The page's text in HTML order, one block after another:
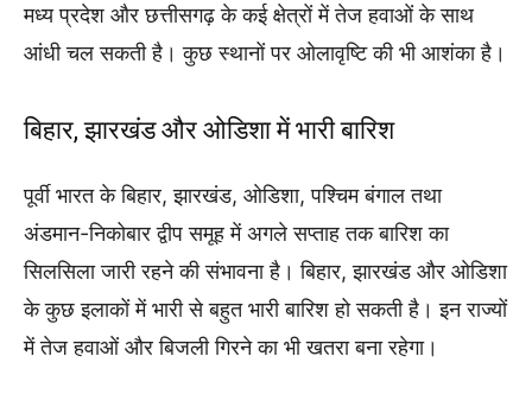
मध्य प्रदेश और छत्तीसगढ़ के कई क्षेत्रों में तेज हवाओं के साथ
आंधी चल सकती है। कुछ स्थानों पर ओलावृष्टि की भी आशंका है।
बिहार, झारखंड और ओडिशा में भारी बारिश
पूर्वी भारत के बिहार, झारखंड, ओडिशा, पश्चिम बंगाल तथा
अंडमान-निकोबार द्वीप समूह में अगले सप्ताह तक बारिश का
सिलसिला जारी रहने की संभावना है। बिहार, झारखंड और ओडिशा
के कुछ इलाकों में भारी से बहुत भारी बारिश हो सकती है। इन राज्यों
में तेज हवाओं और बिजली गिरने का भी खतरा बना रहेगा।